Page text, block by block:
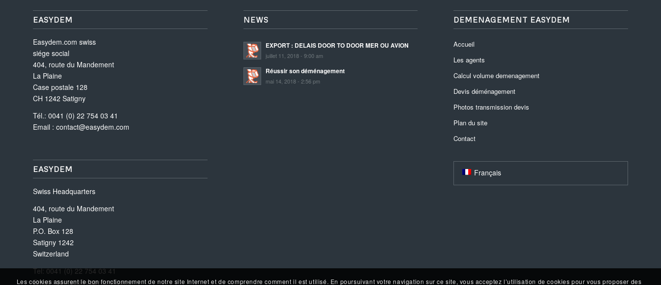
EASYDEM
Easydem.com swiss
siége social
404, route du Mandement
La Plaine
Case postale 128
CH 1242 Satigny
Tél.: 0041 (0) 22 754 03 41
Email : contact@easydem.com
EASYDEM
Swiss Headquarters
404, route du Mandement
La Plaine
P.O. Box 128
Satigny 1242
Switzerland
Tel: 0041 (0) 22 754 03 41
Email :contact@easydem.com
NEWS
EXPORT : DELAIS DOOR TO DOOR MER OU AVION
juillet 11, 2018 - 9:00 am
Réussir son déménagement
mai 14, 2018 - 2:56 pm
DEMENAGEMENT EASYDEM
Accueil
Les agents
Calcul volume demenagement
Devis déménagement
Photos transmission devis
Plan du site
Contact
Français
Les cookies assurent le bon fonctionnement de notre site Internet et de comprendre comment il est utilisé. En poursuivant votre navigation sur ce site, vous acceptez l’utilisation de cookies pour vous proposer des